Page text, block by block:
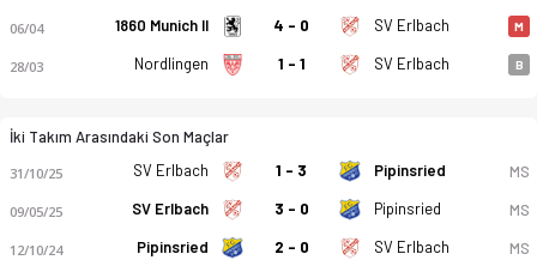
06/04 1860 Munich II 4 - 0 SV Erlbach M
28/03 Nordlingen 1 - 1 SV Erlbach B
İki Takım Arasındaki Son Maçlar
31/10/25 SV Erlbach 1 - 3 Pipinsried MS
09/05/25 SV Erlbach 3 - 0 Pipinsried MS
12/10/24 Pipinsried 2 - 0 SV Erlbach MS